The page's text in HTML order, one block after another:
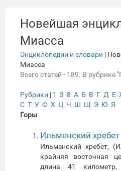
Новейшая
Миасса
Энциклопедии и словари |
Миасса
Всего статей - 189. В рубрике
Рубрики | 1 3 8 А Б В Г Д Е
С Т У Ф Х Ц Ч Ш Щ Э Ю Я
Горы
Ильменский хребет
Ильменский хребет,
крайняя восточная
длина 41